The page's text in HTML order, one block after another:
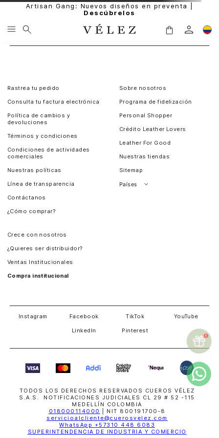
Artisan Gang: Nuevos diseños en preventa |
Descúbrelos
Rastrea tu pedido
Consulta tu factura electrónica
Política de cambios y
devoluciones
Términos y condiciones
Condiciones de actividades
comerciales
Nuestras políticas
Línea de transparencia
Contáctanos
¿Cómo comprar?
Sobre nosotros
Programa de fidelización
Personal Shopper
Crédito Leather Lovers
Leather For Good
Nuestras tiendas
Sitemap
Países
Crece con nosotros
¿Quieres ser distribuidor?
Ventas Institucionales
Compra institucional
Instagram Facebook TikTok YouTube
LinkedIn Pinterest
TODOS LOS DERECHOS RESERVADOS CUEROS VÉLEZ
S.A.S. NOTIFICACIONES JUDICIALES CL 29 # 52 -115
MEDELLÍN COLOMBIA
018000114000
| NIT 800191700-8
servicioalcliente@cuerosvelez.com
WhatsApp +57310 448 6083
SUPERINTENDENCIA DE INDUSTRIA Y COMERCIO